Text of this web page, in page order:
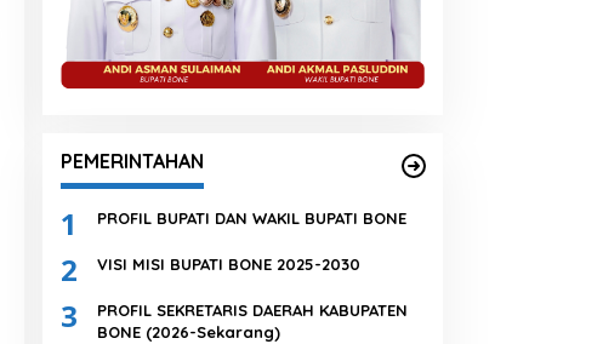
PEMERINTAHAN
1 PROFIL BUPATI DAN WAKIL BUPATI BONE
2 VISI MISI BUPATI BONE 2025-2030
3
PROFIL SEKRETARIS DAERAH KABUPATEN
BONE (2026-Sekarang)